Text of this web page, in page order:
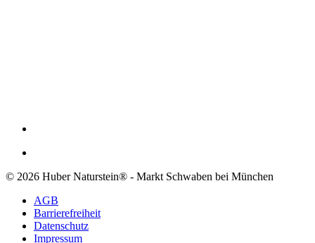
© 2026 Huber Naturstein® - Markt Schwaben bei München
AGB
Barrierefreiheit
Datenschutz
Impressum